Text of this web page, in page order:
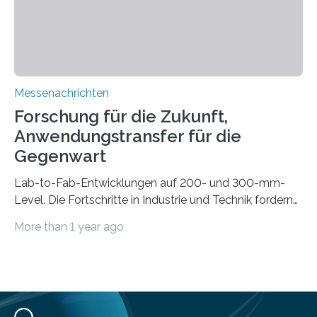
Messenachrichten
Forschung für die Zukunft,
Anwendungstransfer für die
Gegenwart
Lab-to-Fab-Entwicklungen auf 200- und 300-mm-
Level. Die Fortschritte in Industrie und Technik fordern
Mikrochips, sowohl aus technischer, wirtschaftlicher, als
dabei als starker Partner der Industrie etabliert. Das
More than 1 year ago